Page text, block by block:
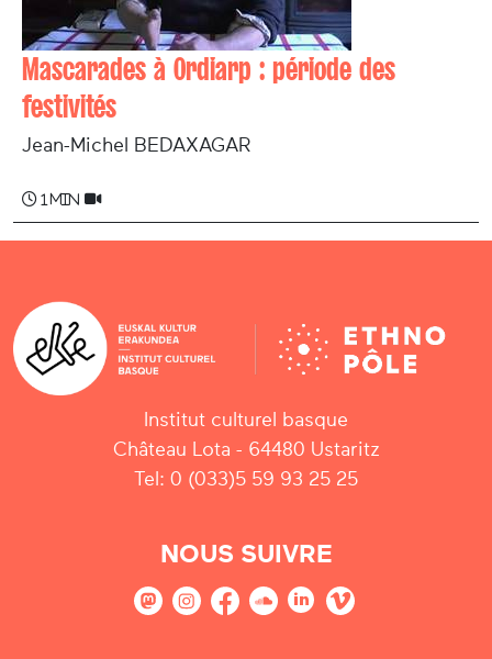
Mascarades à Ordiarp : période des
festivités
Jean-Michel BEDAXAGAR
1 min
Institut culturel basque
Château Lota - 64480 Ustaritz
Tel: 0 (033)5 59 93 25 25
NOUS SUIVRE